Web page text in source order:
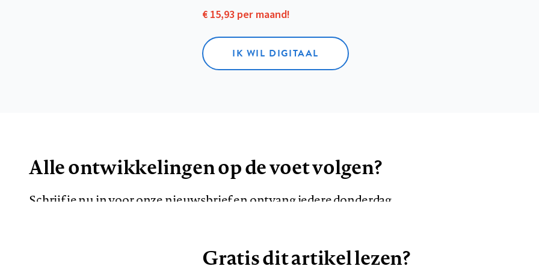
€ 15,93 per maand!
IK WIL DIGITAAL
Alle ontwikkelingen op de voet volgen?
Schrijf je nu in voor onze nieuwsbrief en ontvang iedere donderdag
AANMELDEN
Gratis dit artikel lezen?